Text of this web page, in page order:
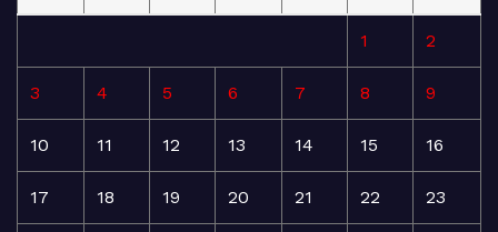
1 2
3 4 5 6 7 8 9
10 11 12 13 14 15 16
17 18 19 20 21 22 23